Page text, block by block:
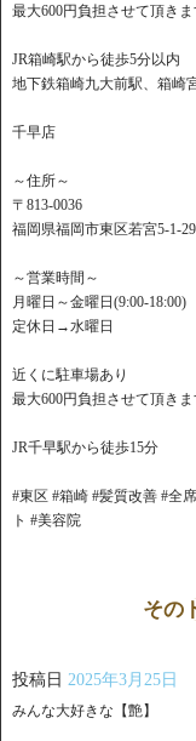
最大600円負担させて頂き
JR箱崎駅から徒歩5分以内
地下鉄箱崎九大前駅、箱崎
千早店
～住所～
〒813-0036
福岡県福岡市東区若宮5-1-
～営業時間～
月曜日～金曜日(9:00-18:00)
定休日→水曜日
近くに駐車場あり
最大600円負担させて頂き
JR千早駅から徒歩15分
#東区 #箱崎 #髪質改善 #全
ト #美容院
その
投稿日 2025年3月25日
みんな大好きな【艶】